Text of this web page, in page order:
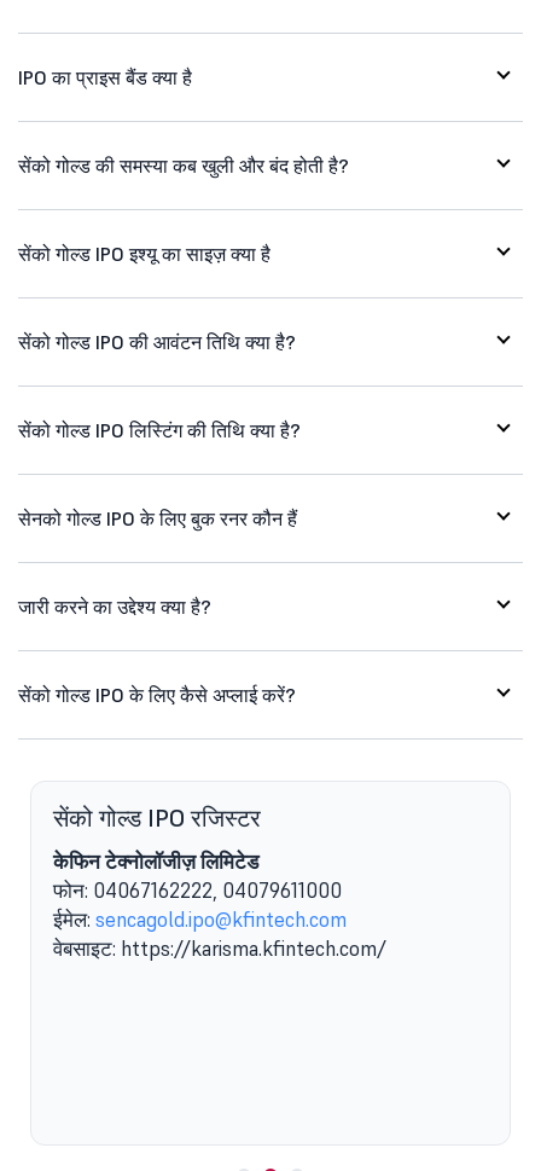
IPO का प्राइस बैंड क्या है
सेंको गोल्ड की समस्या कब खुली और बंद होती है?
सेंको गोल्ड IPO इश्यू का साइज़ क्या है
सेंको गोल्ड IPO की आवंटन तिथि क्या है?
सेंको गोल्ड IPO लिस्टिंग की तिथि क्या है?
सेनको गोल्ड IPO के लिए बुक रनर कौन हैं
जारी करने का उद्देश्य क्या है?
सेंको गोल्ड IPO के लिए कैसे अप्लाई करें?
सेंको गोल्ड IPO रजिस्टर
केफिन टेक्नोलॉजीज़ लिमिटेड
फोन: 04067162222, 04079611000
ईमेल: sencagold.ipo@kfintech.com
वेबसाइट: https://karisma.kfintech.com/